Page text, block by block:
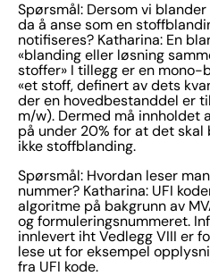
Spørsmål: Dersom vi
da å anse som en
notifiseres? Katharina: En
«blanding eller løsning
stoffer» I tillegg er en
«et stoff, definert av dets
der en hovedbestanddel er
m/w). Dermed må
på under 20% for at det
ikke stoffblanding.
Spørsmål: Hvordan leser
nummer? Katharina: UFI
algoritme på bakgrunn av
og formuleringsnummeret.
innlevert iht Vedlegg VIII er
lese ut for eksempel
fra UFI kode.